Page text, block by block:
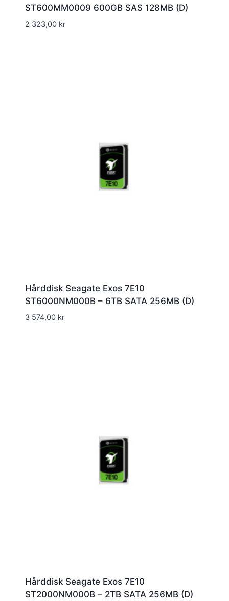
ST600MM0009 600GB SAS 128MB (D)
2 323,00 kr
Hårddisk Seagate Exos 7E10
ST6000NM000B – 6TB SATA 256MB (D)
3 574,00 kr
Hårddisk Seagate Exos 7E10
ST2000NM000B – 2TB SATA 256MB (D)